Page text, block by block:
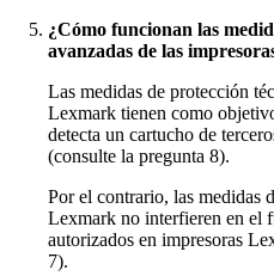
¿Cómo funcionan las
avanzadas de las
Las medidas de protección
Lexmark tienen como
detecta un cartucho de
(consulte la pregunta 8).
Por el contrario, las medidas
Lexmark no interfieren en el
autorizados en impresoras
7).